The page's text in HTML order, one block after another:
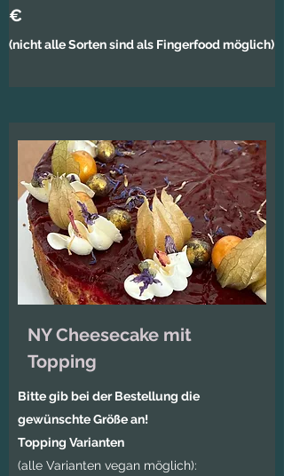
€
​(nicht alle Sorten sind als Fingerfood möglich)
NY Cheesecake mit
Topping
Bitte gib bei der Bestellung die
gewünschte Größe an!
Topping Varianten
(alle Varianten vegan möglich):